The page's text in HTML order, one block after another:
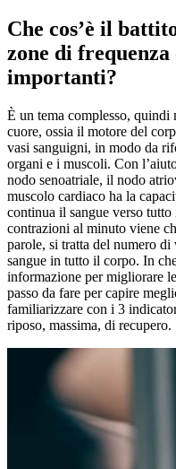
Che cos’è il
zone di frequenza
importanti?
È un tema complesso,
cuore, ossia il motore del
vasi sanguigni, in modo da
organi e i muscoli. Con
nodo senoatriale, il nodo
muscolo cardiaco ha la
continua il sangue verso
contrazioni al minuto viene
parole, si tratta del numero
sangue in tutto il corpo. In
informazione per migliorare
passo da fare per capire
familiarizzare con i 3
riposo, massima, di recupero.